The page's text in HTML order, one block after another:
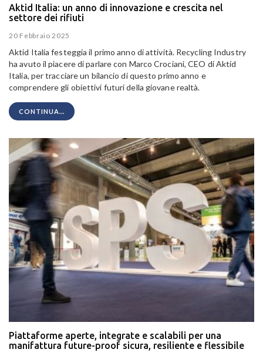
Aktid Italia: un anno di innovazione e crescita nel
settore dei rifiuti
20 Febbraio 2025
Aktid Italia festeggia il primo anno di attività. Recycling Industry
ha avuto il piacere di parlare con Marco Crociani, CEO di Aktid
Italia, per tracciare un bilancio di questo primo anno e
comprendere gli obiettivi futuri della giovane realtà.
CONTINUA...
Piattaforme aperte, integrate e scalabili per una
manifattura future-proof sicura, resiliente e flessibile